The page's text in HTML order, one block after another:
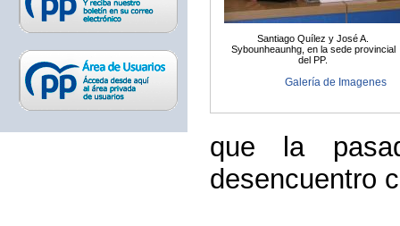
Santiago Quílez y José A.
Sybounheaunhg, en la sede provincial
del PP.
Galería de Imagenes
que la
desencuentro